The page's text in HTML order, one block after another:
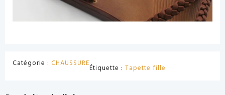
Catégorie : CHAUSSUREÉtiquette : Tapette fille